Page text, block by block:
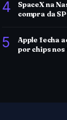
4
SpaceX na
compra da
5
Apple fecha
por chips nos